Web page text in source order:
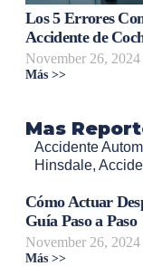
Los 5 Errores
Accidente de
November 26, 2024
Más >>
Mas
Accidente
Hinsdale,
Cómo Actuar
Guía Paso a Paso
November 26, 2024
Más >>